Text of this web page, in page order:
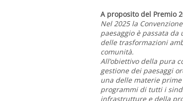
A proposito del Premio
Nel 2025 la
paesaggio è passata
delle trasformazioni
comunità.
All’obiettivo della pura
gestione dei paesaggi
una delle materie
programmi di tutti i
infrastrutture e della